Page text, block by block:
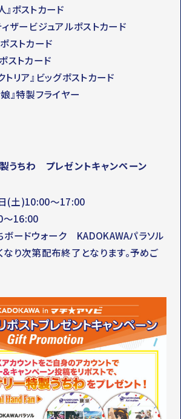
ポストカード
ザービジュアルポストカード
ストカード
ストカード
リア』ビッグポストカード
』特製フライヤー
うちわ プレゼントキャンペーン
(土)10:00～17:00
～16:00
ボードウォーク KADOKAWAパラソル
り次第配布終了となります。予めご